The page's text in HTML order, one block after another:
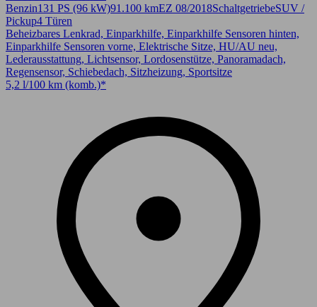
Benzin131 PS (96 kW)91.100 kmEZ 08/2018SchaltgetriebeSUV /
Pickup4 Türen
Beheizbares Lenkrad, Einparkhilfe, Einparkhilfe Sensoren hinten,
Einparkhilfe Sensoren vorne, Elektrische Sitze, HU/AU neu,
Lederausstattung, Lichtsensor, Lordosenstütze, Panoramadach,
Regensensor, Schiebedach, Sitzheizung, Sportsitze
5,2 l/100 km (komb.)*